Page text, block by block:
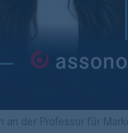
an der Professur für